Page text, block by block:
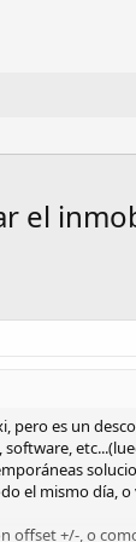
el
pero es un
el mismo día,
offset +/-, o